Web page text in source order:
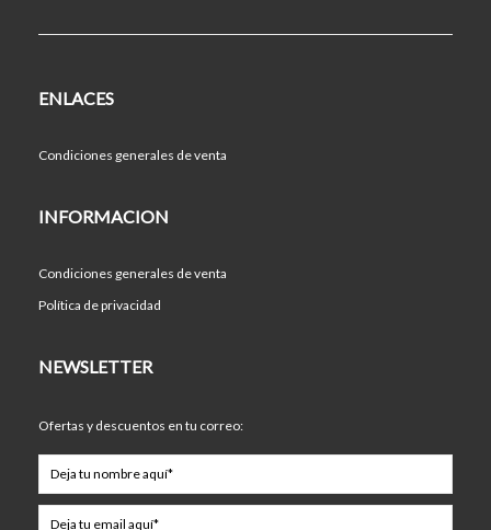
ENLACES
Condiciones generales de venta
INFORMACION
Condiciones generales de venta
Política de privacidad
NEWSLETTER
Ofertas y descuentos en tu correo: